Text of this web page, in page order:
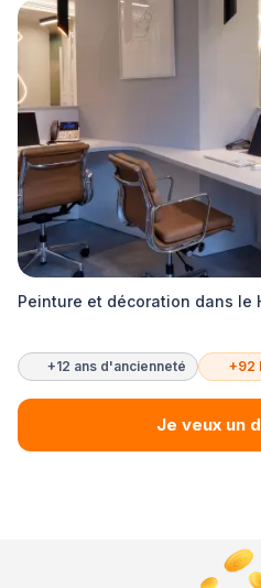
Peinture et décoration dans le
+12 ans d'ancienneté +92
Je veux un